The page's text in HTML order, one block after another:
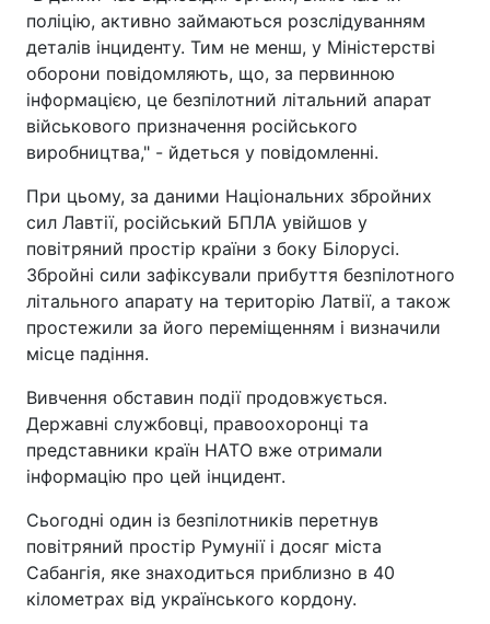
поліцію, активно займаються розслідуванням
деталів інциденту. Тим не менш, у Міністерстві
оборони повідомляють, що, за первинною
інформацією, це безпілотний літальний апарат
військового призначення російського
виробництва," - йдеться у повідомленні.
При цьому, за даними Національних збройних
сил Лавтії, російський БПЛА увійшов у
повітряний простір країни з боку Білорусі.
Збройні сили зафіксували прибуття безпілотного
літального апарату на територію Латвії, а також
простежили за його переміщенням і визначили
місце падіння.
Вивчення обставин події продовжується.
Державні службовці, правоохоронці та
представники країн НАТО вже отримали
інформацію про цей інцидент.
Сьогодні один із безпілотників перетнув
повітряний простір Румунії і досяг міста
Сабангія, яке знаходиться приблизно в 40
кілометрах від українського кордону.